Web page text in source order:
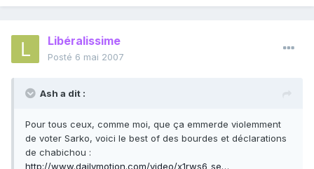
Libéralissime
Posté 6 mai 2007
Ash a dit :
Pour tous ceux, comme moi, que ça emmerde violemment
de voter Sarko, voici le best of des bourdes et déclarations
de chabichou :
http://www.dailymotion.com/video/x1rws6_se…